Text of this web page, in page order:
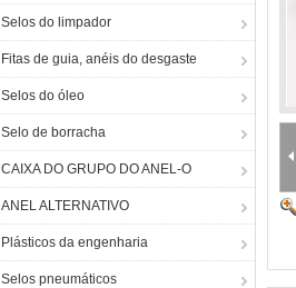
Selos do limpador
Fitas de guia, anéis do desgaste
Selos do óleo
Selo de borracha
CAIXA DO GRUPO DO ANEL-O
ANEL ALTERNATIVO
Plásticos da engenharia
Selos pneumáticos